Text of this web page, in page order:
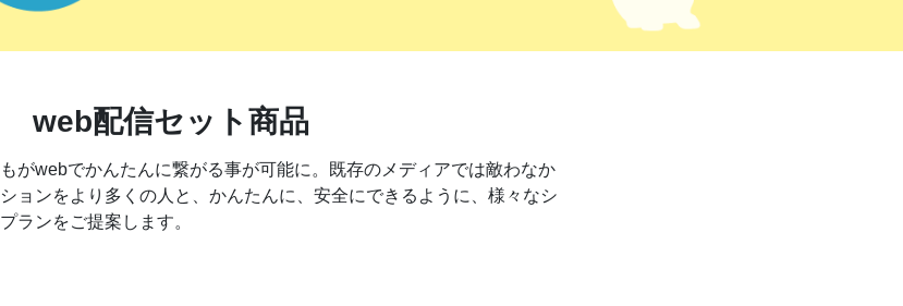
web配信セット商品
がwebでかんたんに繋がる事が可能に。既存のメディアでは敵わなか
ョンをより多くの人と、かんたんに、安全にできるように、様々なシ
ランをご提案します。